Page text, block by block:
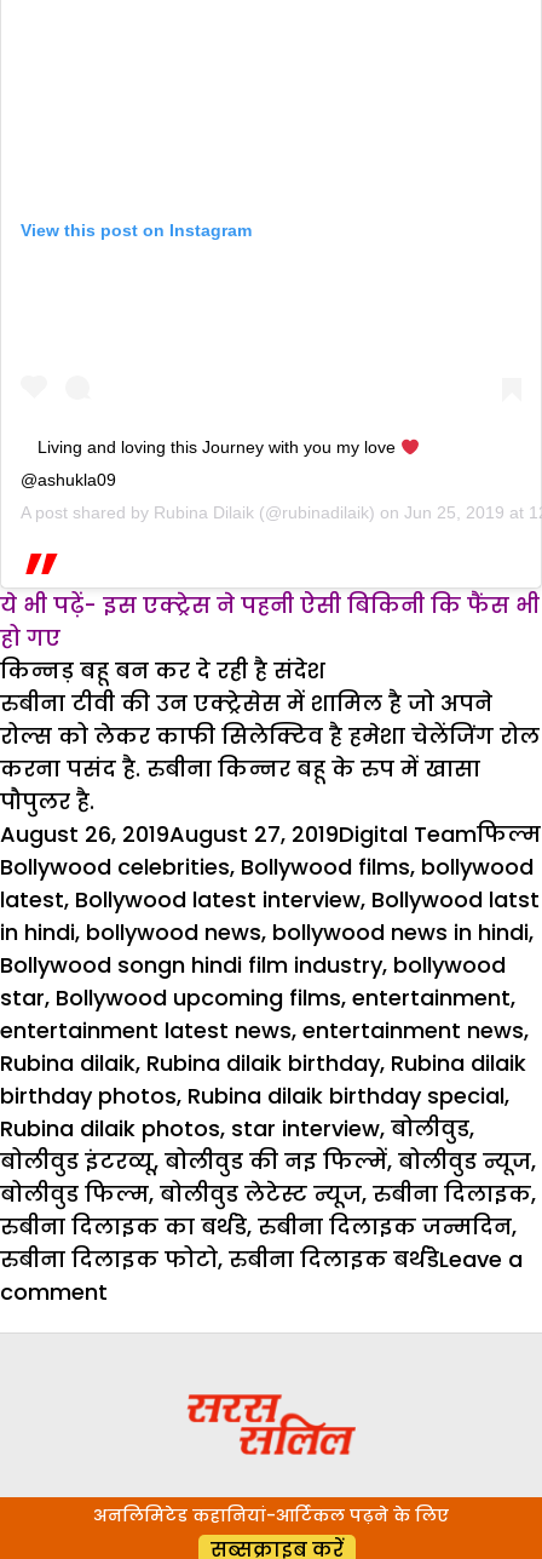
View this post on Instagram
Living and loving this Journey with you my love
@ashukla09
A post shared by Rubina Dilaik (@rubinadilaik) on Jun 25, 2019 at
ये भी पढ़ें- इस एक्ट्रेस ने पहनी ऐसी बिकिनी कि फैंस भी
हो गए
किन्नड़ बहू बन कर दे रही है संदेश
रुबीना टीवी की उन एक्ट्रेसेस में शामिल है जो अपने
रोल्स को लेकर काफी सिलेक्टिव है हमेशा चेलेंजिंग रोल
करना पसंद है. रुबीना किन्नर बहू के रुप में खासा
पौपुलर है.
Posted
on
August 26, 2019August 27, 2019Author
Digital Teamफिल्म
Bollywood celebrities, Bollywood films, bollywood
latest, Bollywood latest interview, Bollywood latst
in hindi, bollywood news, bollywood news in hindi,
Bollywood songn hindi film industry, bollywood
star, Bollywood upcoming films, entertainment,
entertainment latest news, entertainment news,
Rubina dilaik, Rubina dilaik birthday, Rubina dilaik
birthday photos, Rubina dilaik birthday special,
Rubina dilaik photos, star interview, बोलीवुड,
बोलीवुड इंटरव्यू, बोलीवुड की नइ फिल्में, बोलीवुड न्यूज,
बोलीवुड फिल्म, बोलीवुड लेटेस्ट न्यूज, रुबीना दिलाइक,
रुबीना दिलाइक का बर्थडे, रुबीना दिलाइक जन्मदिन,
रुबीना दिलाइक फोटो, रुबीना दिलाइक बर्थडेLeave a
comment
‘किन्नर
अनलिमिटेड कहानियां-आर्टिकल पढ़ने के लिए
सब्सक्राइब करें